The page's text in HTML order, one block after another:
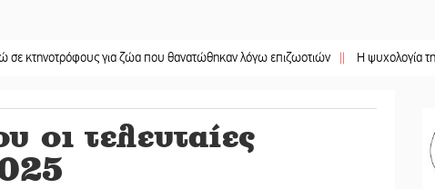
για ζώα που θανατώθηκαν λόγω επιζωοτιών || Η ψυχολογία της
οι τελευταίες